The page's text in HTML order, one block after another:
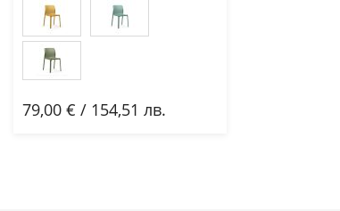
79,00 € / 154,51 лв.
Добави